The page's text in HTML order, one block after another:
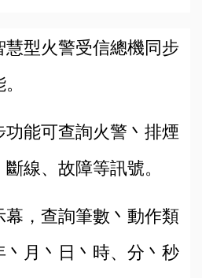
型火警受信總機同步
能可查詢火警丶排煙
線、故障等訊號。
幕，查詢筆數丶動作類
丶月丶日丶時、分丶秒